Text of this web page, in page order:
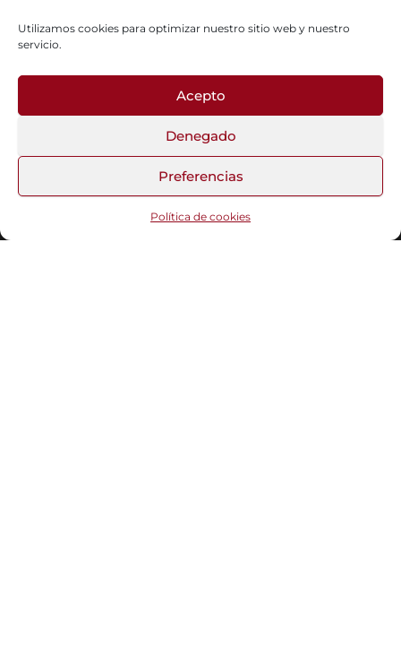
Utilizamos cookies para optimizar nuestro sitio web y nuestro
servicio.
Acepto
Denegado
Preferencias
Política de cookies
Fotos del Blog
Funciona gracias aWordPress |Tema:Head Blog